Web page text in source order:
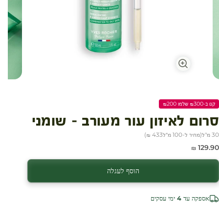
עגלת קניות
קנו ב-₪300 שלמו ₪200
סרום לאיזון עור מעורב - שומני
30 מ"ל (מחיר ל-100 מ״ל 433 ₪
)
מחיר מבצע
129.90 ₪
הוסף לעגלה
אספקה עד 4 ימי עסקים